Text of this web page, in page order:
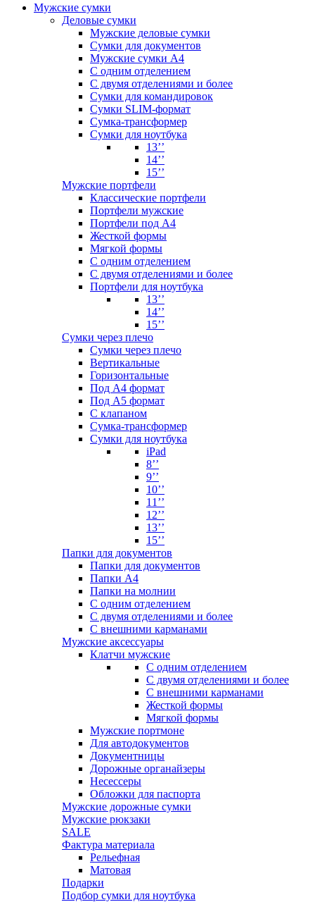
Мужские сумки
Деловые сумки
Мужские деловые сумки
Сумки для документов
Мужские сумки А4
С одним отделением
С двумя отделениями и более
Сумки для командировок
Сумки SLIM-формат
Сумка-трансформер
Сумки для ноутбука
13’’
14’’
15’’
Мужские портфели
Классические портфели
Портфели мужские
Портфели под А4
Жесткой формы
Мягкой формы
С одним отделением
С двумя отделениями и более
Портфели для ноутбука
13’’
14’’
15’’
Сумки через плечо
Сумки через плечо
Вертикальные
Горизонтальные
Под А4 формат
Под А5 формат
С клапаном
Сумка-трансформер
Сумки для ноутбука
iPad
8’’
9’’
10’’
11’’
12’’
13’’
15’’
Папки для документов
Папки для документов
Папки А4
Папки на молнии
С одним отделением
С двумя отделениями и более
С внешними карманами
Мужские аксессуары
Клатчи мужские
С одним отделением
С двумя отделениями и более
С внешними карманами
Жесткой формы
Мягкой формы
Мужские портмоне
Для автодокументов
Документницы
Дорожные органайзеры
Несессеры
Обложки для паспорта
Мужские дорожные сумки
Мужские рюкзаки
SALE
Фактура материала
Рельефная
Матовая
Подарки
Подбор сумки для ноутбука